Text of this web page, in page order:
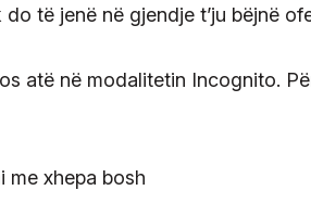
të jenë në gjendje t’ju bëjnë
atë në modalitetin Incognito.